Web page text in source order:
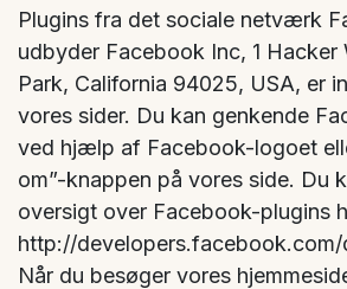
Plugins fra det sociale netværk
udbyder Facebook Inc, 1 Hacker
Park, California 94025, USA, er
vores sider. Du kan genkende
ved hjælp af Facebook-logoet
om”-knappen på vores side. Du
oversigt over Facebook-plugins
http://developers.facebook.com/
Når du besøger vores